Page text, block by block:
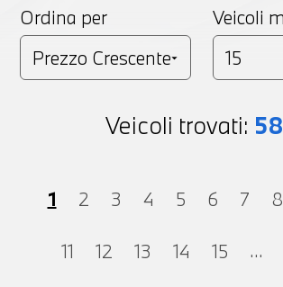
Ordina per Veicoli
Veicoli trovati:
1 2 3 4 5 6 7 8
11 12 13 14 15 ...